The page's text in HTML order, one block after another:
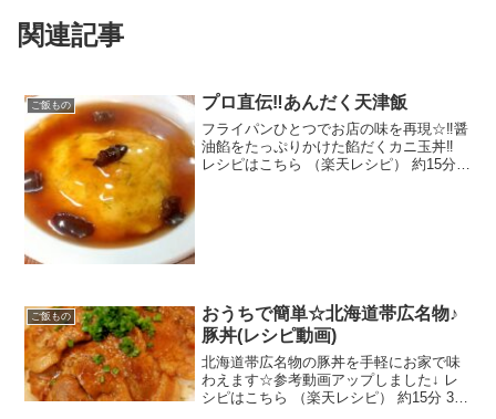
関連記事
ご飯もの プロ直伝‼︎あんだく天津飯
フライパンひとつでお店の味を再現☆‼︎醤
油餡をたっぷりかけた餡だくカニ玉丼‼︎
レシピはこちら （楽天レシピ） 約15分
ご飯もの
おうちで簡単☆北海道帯広名物♪
豚丼(レシピ動画)
北海道帯広名物の豚丼を手軽にお家で味
わえます☆参考動画アップしました↓ レ
シピはこちら （楽天レシピ） 約15分 300